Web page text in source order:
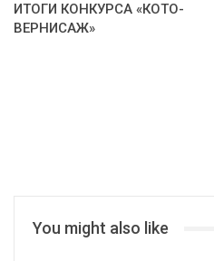
ИТОГИ КОНКУРСА «КОТО-
ВЕРНИСАЖ»
You might also like